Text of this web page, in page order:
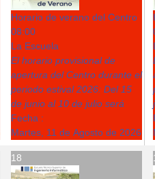
Horario de verano del Centro
08:00
La Escuela
El horario provisional de
apertura del Centro durante el
periodo estival 2026: Del 15
de junio al 10 de julio será
Fecha :
Martes, 11 de Agosto de 2026
18